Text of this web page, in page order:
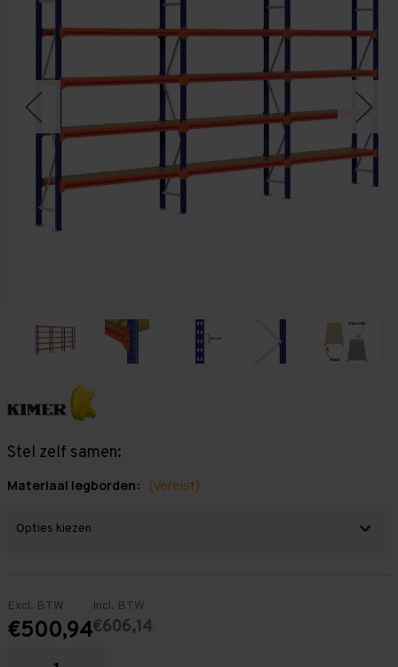
Stel zelf samen:
Materiaal legborden: (Vereist)
Excl. BTW
€500,94
Incl. BTW
€606,14